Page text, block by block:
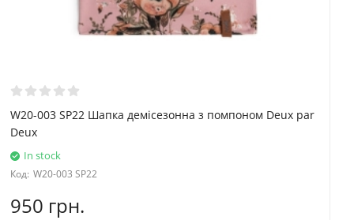
W20-003 SP22 Шапка демісезонна з помпоном Deux par
Deux
In stock
Код: W20-003 SP22
950 грн.